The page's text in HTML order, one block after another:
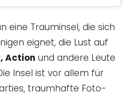
eine Trauminsel, die sich
eignet, die Lust auf
Action und andere Leute
Insel ist vor allem für
traumhafte Foto-